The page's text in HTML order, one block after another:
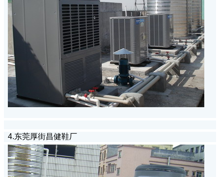
4.东莞厚街昌健鞋厂